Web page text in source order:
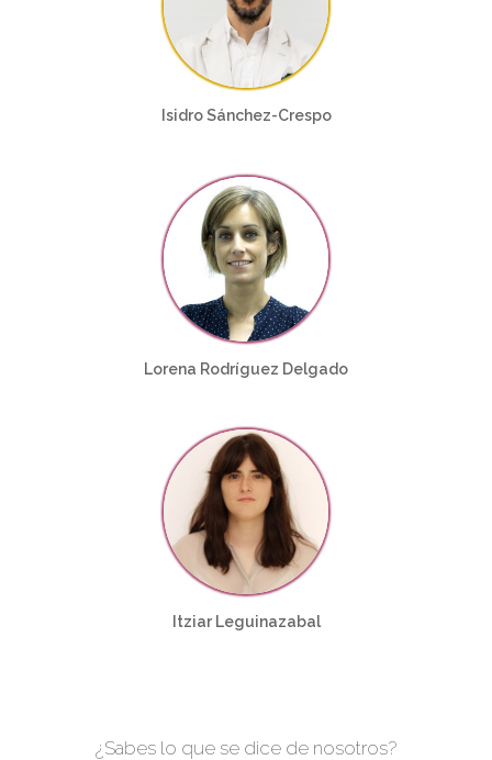
Isidro Sánchez-Crespo
Lorena Rodríguez Delgado
Itziar Leguinazabal
¿Sabes lo que se dice de nosotros?